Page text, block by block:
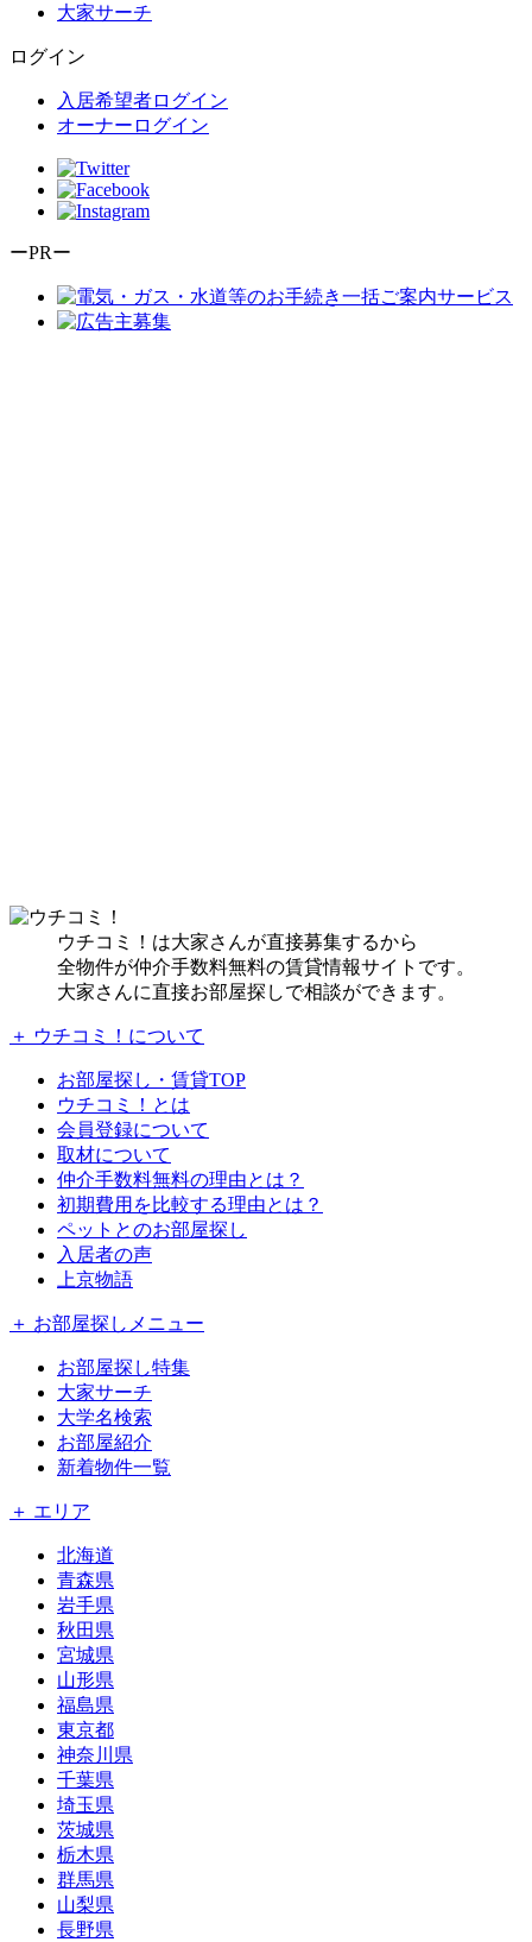
大家サーチ
ログイン
入居希望者ログイン
オーナーログイン
ーPRー
ウチコミ！は大家さんが直接募集するから
全物件が仲介手数料無料の賃貸情報サイトです。
大家さんに直接お部屋探しで相談ができます。
＋ ウチコミ！について
お部屋探し・賃貸TOP
ウチコミ！とは
会員登録について
取材について
仲介手数料無料の理由とは？
初期費用を比較する理由とは？
ペットとのお部屋探し
入居者の声
上京物語
＋ お部屋探しメニュー
お部屋探し特集
大家サーチ
大学名検索
お部屋紹介
新着物件一覧
＋ エリア
北海道
青森県
岩手県
秋田県
宮城県
山形県
福島県
東京都
神奈川県
千葉県
埼玉県
茨城県
栃木県
群馬県
山梨県
長野県